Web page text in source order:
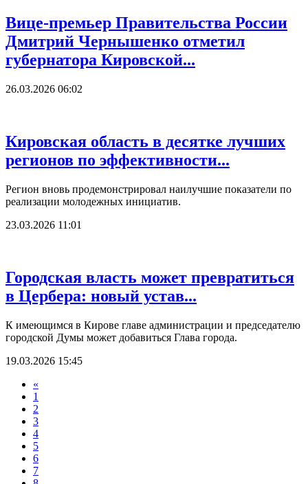
Вице-премьер Правительства России
Дмитрий Чернышенко отметил
губернатора Кировской...
26.03.2026 06:02
Кировская область в десятке лучших
регионов по эффективности...
Регион вновь продемонстрировал наилучшие показатели по
реализации молодежных инициатив.
23.03.2026 11:01
Городская власть может превратиться
в Цербера: новый устав...
К имеющимся в Кирове главе администрации и председателю
городской Думы может добавиться Глава города.
19.03.2026 15:45
«
1
2
3
4
5
6
7